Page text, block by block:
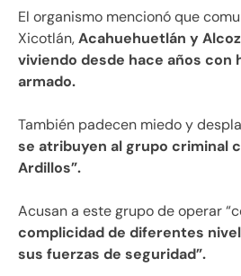
El organismo mencionó que
Xicotlán,Acahuehuetlán y
viviendo desde hace años con
armado.
También padecen miedo y
se atribuyen al grupo criminal
Ardillos”.
Acusan a este grupo de operar
complicidad de diferentes
sus fuerzas de seguridad”.